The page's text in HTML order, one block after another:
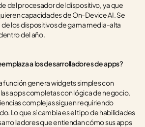
del procesador del dispositivo, ya que
capacidades de On-Device AI. Se
los dispositivos de gama media-alta
del año.
a los desarrolladores de apps?
función genera widgets simples con
apps completas con lógica de negocio,
complejas siguen requiriendo
Lo que sí cambia es el tipo de habilidades
que entiendan cómo sus apps